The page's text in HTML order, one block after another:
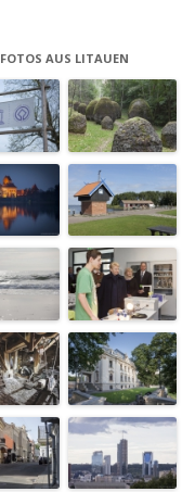
FOTOS AUS LITAUEN